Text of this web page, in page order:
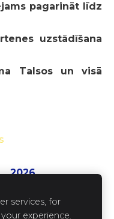
pagarināt līdz
uzstādīšana
Talsos un visā
2026
services, for
experience.